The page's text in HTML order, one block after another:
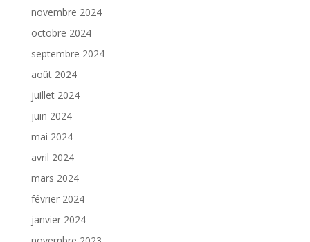
novembre 2024
octobre 2024
septembre 2024
août 2024
juillet 2024
juin 2024
mai 2024
avril 2024
mars 2024
février 2024
janvier 2024